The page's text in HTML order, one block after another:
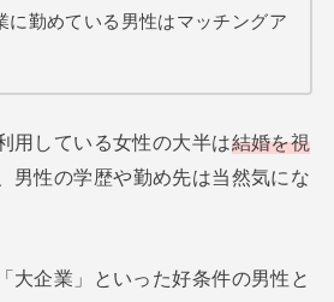
に勤めている男性はマッチングア
用している女性の大半は結婚を視
男性の学歴や勤め先は当然気にな
大企業」といった好条件の男性と